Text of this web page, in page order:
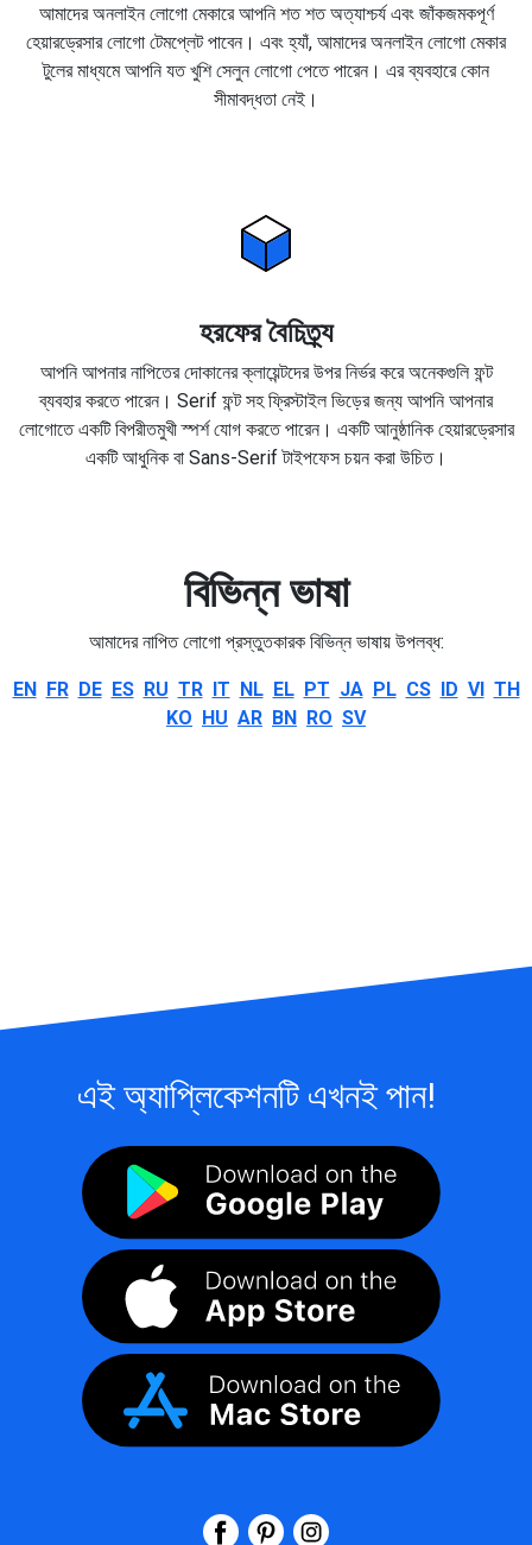
আমাদের অনলাইন লোগো মেকারে আপনি শত শত অত্যাশ্চর্য এবং জাঁকজমকপূর্ণ
হেয়ারড্রেসার লোগো টেমপ্লেট পাবেন। এবং হ্যাঁ, আমাদের অনলাইন লোগো মেকার
টুলের মাধ্যমে আপনি যত খুশি সেলুন লোগো পেতে পারেন। এর ব্যবহারে কোন
সীমাবদ্ধতা নেই।
হরফের বৈচিত্র্য
আপনি আপনার নাপিতের দোকানের ক্লায়েন্টদের উপর নির্ভর করে অনেকগুলি ফন্ট
ব্যবহার করতে পারেন। Serif ফন্ট সহ ফ্রিস্টাইল ভিড়ের জন্য আপনি আপনার
লোগোতে একটি বিপরীতমুখী স্পর্শ যোগ করতে পারেন। একটি আনুষ্ঠানিক হেয়ারড্রেসার
একটি আধুনিক বা Sans-Serif টাইপফেস চয়ন করা উচিত।
বিভিন্ন ভাষা
আমাদের নাপিত লোগো প্রস্তুতকারক বিভিন্ন ভাষায় উপলব্ধ:
EN FR DE ES RU TR IT NL EL PT JA PL CS ID VI TH
KO HU AR BN RO SV
এই অ্যাপ্লিকেশনটি এখনই পান!